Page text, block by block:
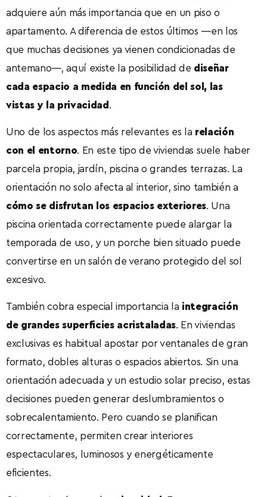
adquiere aún más importancia que en un piso o
apartamento. A diferencia de estos últimos —en los
que muchas decisiones ya vienen condicionadas de
antemano—, aquí existe la posibilidad de diseñar
cada espacio a medida en función del sol, las
vistas y la privacidad .
Uno de los aspectos más relevantes es la relación
con el entorno. En este tipo de viviendas suele haber
parcela propia, jardín, piscina o grandes terrazas. La
orientación no solo afecta al interior, sino también a
cómo se disfrutan los espacios exteriores. Una
piscina orientada correctamente puede alargar la
temporada de uso, y un porche bien situado puede
convertirse en un salón de verano protegido del sol
excesivo.
También cobra especial importancia la integración
de grandes superficies acristaladas. En viviendas
exclusivas es habitual apostar por ventanales de gran
formato, dobles alturas o espacios abiertos. Sin una
orientación adecuada y un estudio solar preciso, estas
decisiones pueden generar deslumbramientos o
sobrecalentamiento. Pero cuando se planifican
correctamente, permiten crear interiores
espectaculares, luminosos y energéticamente
eficientes.